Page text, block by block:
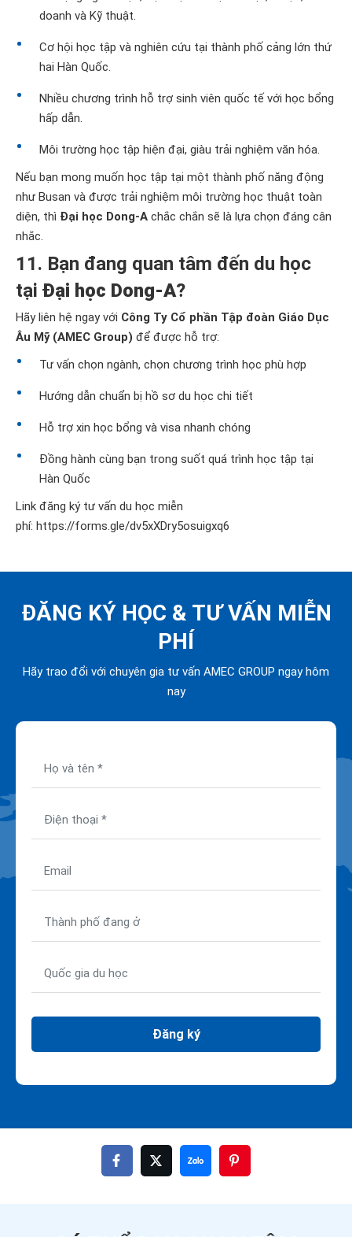
doanh và Kỹ thuật.
Cơ hội học tập và nghiên cứu tại thành phố cảng lớn thứ
hai Hàn Quốc.
Nhiều chương trình hỗ trợ sinh viên quốc tế với học bổng
hấp dẫn.
Môi trường học tập hiện đại, giàu trải nghiệm văn hóa.
Nếu bạn mong muốn học tập tại một thành phố năng động
như Busan và được trải nghiệm môi trường học thuật toàn
diện, thì Đại học Dong-A chắc chắn sẽ là lựa chọn đáng cân
nhắc.
11. Bạn đang quan tâm đến du học
tại Đại học Dong-A?
Hãy liên hệ ngay với Công Ty Cổ phần Tập đoàn Giáo Dục
Âu Mỹ (AMEC Group) để được hỗ trợ:
Tư vấn chọn ngành, chọn chương trình học phù hợp
Hướng dẫn chuẩn bị hồ sơ du học chi tiết
Hỗ trợ xin học bổng và visa nhanh chóng
Đồng hành cùng bạn trong suốt quá trình học tập tại
Hàn Quốc
Link đăng ký tư vấn du học miễn
phí: https://forms.gle/dv5xXDry5osuigxq6
ĐĂNG KÝ HỌC & TƯ VẤN MIỄN
PHÍ
Hãy trao đổi với chuyên gia tư vấn AMEC GROUP ngay hôm
nay
Đăng ký